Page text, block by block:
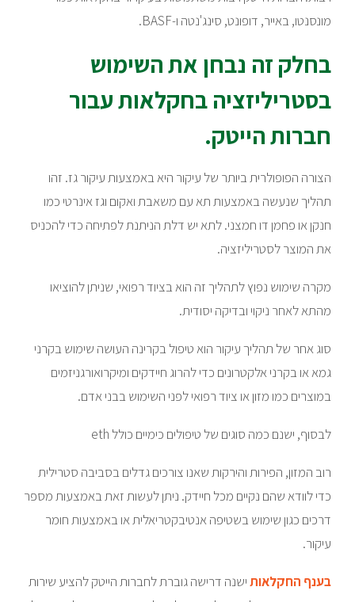
מונסנטו, באייר, דופונט, סינג'נטה ו-BASF.
בחלק זה נבחן את השימוש
בסטריליזציה בחקלאות עבור
חברות הייטק.
הצורה הפופולרית ביותר של עיקור היא באמצעות עיקור גז. זהו
תהליך שנעשה באמצעות תא עם משאבת ואקום וגז אינרטי כמו
חנקן או פחמן דו חמצני. לתא יש דלת הניתנת לפתיחה כדי להכניס
את המוצר לסטריליזציה.
מקרה שימוש נפוץ לתהליך זה הוא בציוד רפואי, שניתן להוציאו
מהתא לאחר ניקוי ובדיקה יסודית.
סוג אחר של תהליך עיקור הוא טיפול בקרינה העושה שימוש בקרני
גמא או בקרני אלקטרונים כדי להרוג חיידקים ומיקרואורגניזמים
במוצרים כמו מזון או ציוד רפואי לפני השימוש בבני אדם.
לבסוף, ישנם כמה סוגים של טיפולים כימיים כולל eth
רוב המזון, הפירות והירקות שאנו צורכים גדלים בסביבה סטרילית
כדי לוודא שהם נקיים מכל חיידק. ניתן לעשות זאת באמצעות מספר
דרכים כגון שימוש בשטיפה אנטיבקטריאלית או באמצעות חומר
עיקור.
בענף החקלאותישנה דרישה גוברת לחברות הייטק להציע שירות